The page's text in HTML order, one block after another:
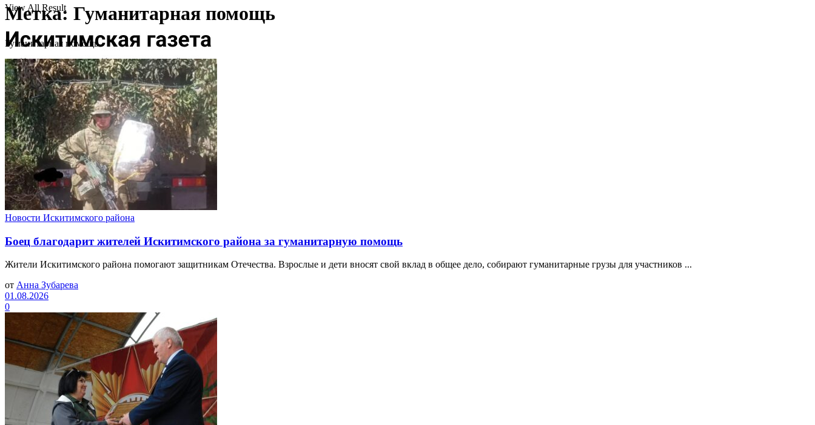
View All Result
Метка: Гуманитарная помощь
Гуманитарная помощь
Новости Искитимского района
Боец благодарит жителей Искитимского района за гуманитарную помощь
Жители Искитимского района помогают защитникам Отечества. Взрослые и дети вносят свой вклад в общее дело, собирают гуманитарные грузы для участников ...
от Анна Зубарева
01.08.2026
0